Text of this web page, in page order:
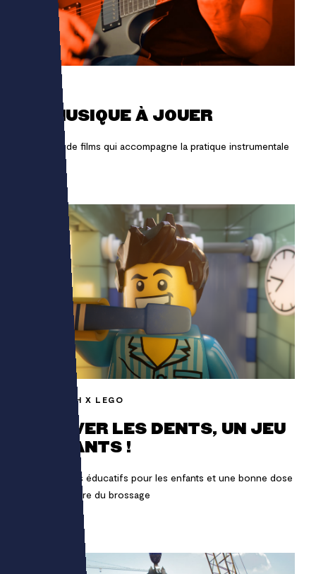
LA MUSIQUE À JOUER
Une série de films qui accompagne la pratique instrumentale
AQUAFRESH X LEGO
SE LAVER LES DENTS, UN JEU
D’ENFANTS !
Des contenus éducatifs pour les enfants et une bonne dose
de fun à l’heure du brossage